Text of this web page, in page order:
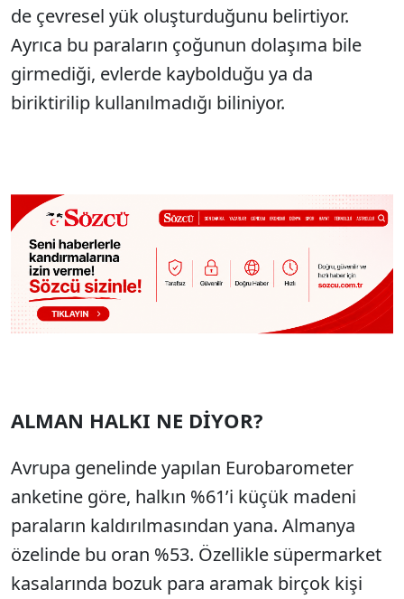
de çevresel yük oluşturduğunu belirtiyor.
Ayrıca bu paraların çoğunun dolaşıma bile
girmediği, evlerde kaybolduğu ya da
biriktirilip kullanılmadığı biliniyor.
ALMAN HALKI NE DİYOR?
Avrupa genelinde yapılan Eurobarometer
anketine göre, halkın %61’i küçük madeni
paraların kaldırılmasından yana. Almanya
özelinde bu oran %53. Özellikle süpermarket
kasalarında bozuk para aramak birçok kişi